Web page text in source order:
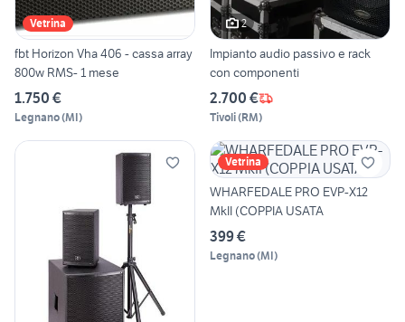
Vetrina
fbt Horizon Vha 406 - cassa array
800w RMS- 1 mese
1.750 €
Legnano(MI)
2
Impianto audio passivo e rack
con componenti
2.700 €
Tivoli(RM)
Vetrina
WHARFEDALE PRO EVP-X12
MkII (COPPIA USATA
399 €
Legnano(MI)